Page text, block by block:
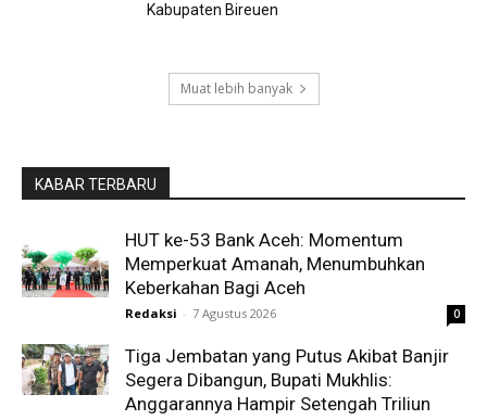
Kabupaten Bireuen
Muat lebih banyak
KABAR TERBARU
HUT ke-53 Bank Aceh: Momentum
Memperkuat Amanah, Menumbuhkan
Keberkahan Bagi Aceh
Redaksi - 7 Agustus 2026 0
Tiga Jembatan yang Putus Akibat Banjir
Segera Dibangun, Bupati Mukhlis:
Anggarannya Hampir Setengah Triliun